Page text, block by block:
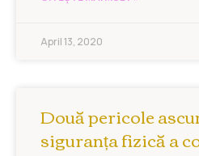
April 13, 2020
Două pericole
siguranța fizică a